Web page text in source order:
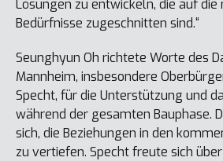
Lösungen zu entwickeln, die auf die
Bedürfnisse zugeschnitten sind.“
Seunghyun Oh richtete Worte des
Mannheim, insbesondere
Specht, für die Unterstützung und
während der gesamten Bauphase.
sich, die Beziehungen in den
zu vertiefen. Specht freute sich